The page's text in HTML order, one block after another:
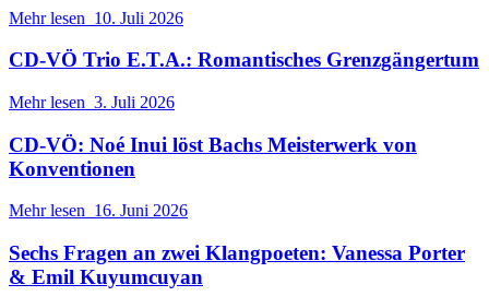
Mehr lesen 10. Juli 2026
CD-VÖ Trio E.T.A.: Romantisches Grenzgängertum
Mehr lesen 3. Juli 2026
CD-VÖ: Noé Inui löst Bachs Meisterwerk von
Konventionen
Mehr lesen 16. Juni 2026
Sechs Fragen an zwei Klangpoeten: Vanessa Porter
& Emil Kuyumcuyan